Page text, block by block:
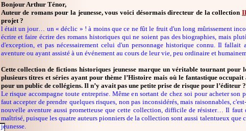
Bonjour Arthur Ténor,
Auteur de romans pour la jeunesse, vous voici désormais directeur de la collection
projet ?
l était un jour… un « déclic » ! à moins que ce ne fût le fruit d'un long mûrissement
écrire et faire écrire des romans historiques qui ne soient pas des biographies, mais
d'exception, et pas nécessairement celui d'un personnage historique connu. Il
aventure ou ayant assisté à un événement au cours de leur vie, peu ordinaire et
Cette collection de fictions historiques jeunesse marque un véritable tournant pour
plusieurs titres et séries ayant pour thème l’Histoire mais où le fantastique
pour un public de collégiens. Il n’y avait pas une petite prise de risque pour l’éditeur ?
Le risque accompagne toute entreprise. Même en sortant de chez soi pour acheter
faut accepter de prendre quelques risques, non pas inconsidérés, mais raisonnables,
nouvelle aventure aussi prometteuse que cette collection, difficile de résister… Il
maîtrisé, puisque les quatre auteurs pionniers de la collection sont aussi talentueux
jeunesse.